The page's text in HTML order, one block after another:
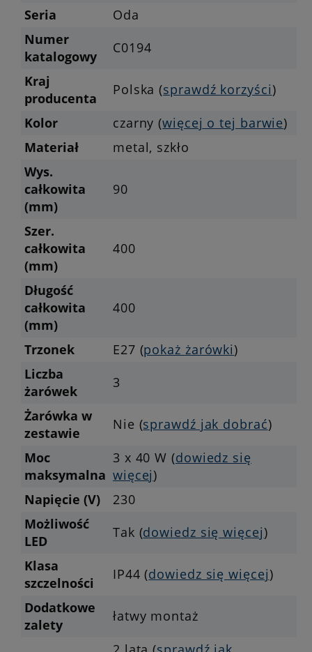
Seria
Oda
Numer
katalogowy
C0194
Kraj
producenta
Polska (sprawdź korzyści)
Kolor
czarny (więcej o tej barwie)
Materiał
metal, szkło
Wys.
całkowita
(mm)
90
Szer.
całkowita
(mm)
400
Długość
całkowita
(mm)
400
Trzonek E27 (pokaż żarówki)
Liczba
żarówek
3
Żarówka w
zestawie
Nie (sprawdź jak dobrać)
Moc
maksymalna
3 x 40 W (dowiedz się
więcej)
Napięcie (V)
230
Możliwość
LED
Tak (dowiedz się więcej)
Klasa
szczelności
IP44 (dowiedz się więcej)
Dodatkowe
zalety
łatwy montaż